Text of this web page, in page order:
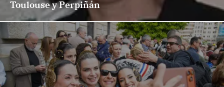
Toulouse y Perpiñán